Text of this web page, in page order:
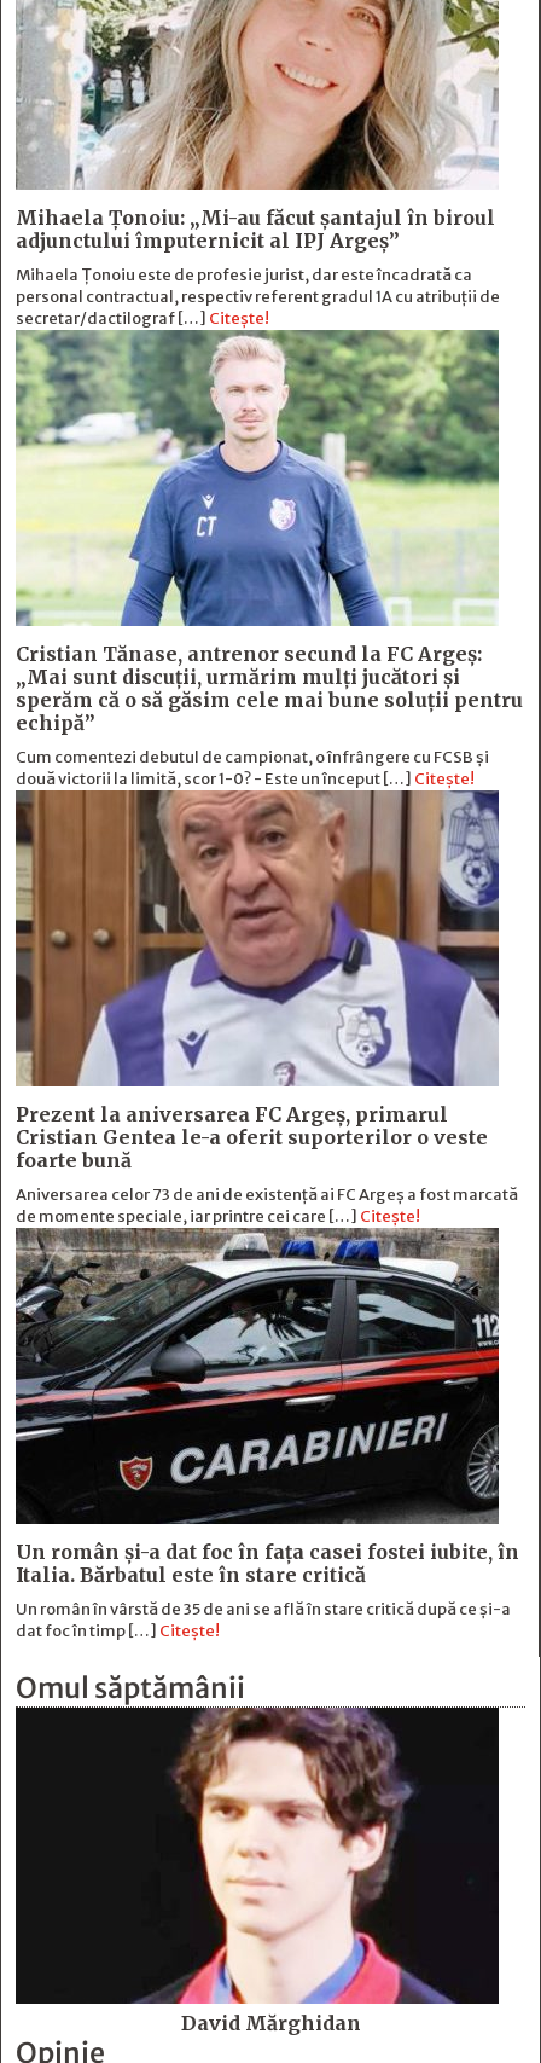
Mihaela Ţonoiu: „Mi-au făcut şantajul în biroul
adjunctului împuternicit al IPJ Argeş”
Mihaela Ţonoiu este de profesie jurist, dar este încadrată ca
personal contractual, respectiv referent gradul 1A cu atribuții de
secretar/dactilograf […] Citește!
Cristian Tănase, antrenor secund la FC Argeş:
„Mai sunt discuţii, urmărim mulţi jucători şi
sperăm că o să găsim cele mai bune soluţii pentru
echipă”
Cum comentezi debutul de campionat, o înfrângere cu FCSB și
două victorii la limită, scor 1-0? - Este un început […] Citește!
Prezent la aniversarea FC Argeș, primarul
Cristian Gentea le-a oferit suporterilor o veste
foarte bună
Aniversarea celor 73 de ani de existență ai FC Argeș a fost marcată
de momente speciale, iar printre cei care […] Citește!
Un român și-a dat foc în fața casei fostei iubite, în
Italia. Bărbatul este în stare critică
Un român în vârstă de 35 de ani se află în stare critică după ce și-a
dat foc în timp […] Citește!
Omul săptămânii
David Mărghidan
Opinie